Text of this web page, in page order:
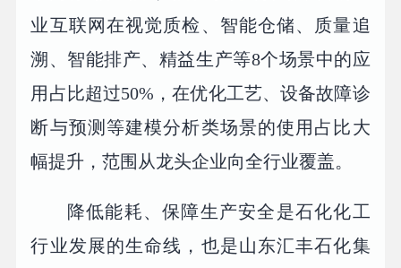
业互联网在视觉质检、智能仓储、质量追
溯、智能排产、精益生产等8个场景中的应
用占比超过50%，在优化工艺、设备故障诊
断与预测等建模分析类场景的使用占比大
幅提升，范围从龙头企业向全行业覆盖。
降低能耗、保障生产安全是石化化工
行业发展的生命线，也是山东汇丰石化集